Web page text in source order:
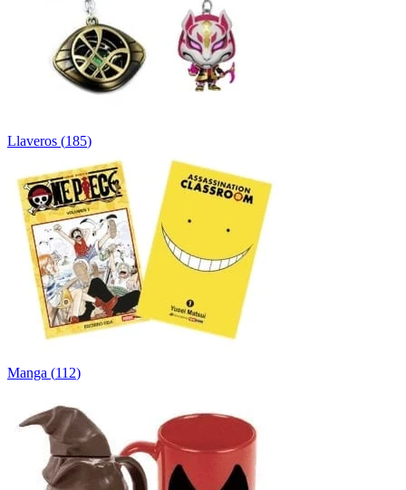
Llaveros (185)
Manga (112)